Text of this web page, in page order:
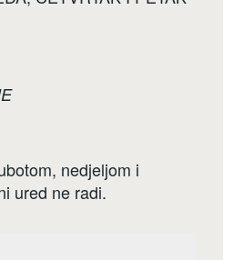
nedjeljom i
ured ne radi.